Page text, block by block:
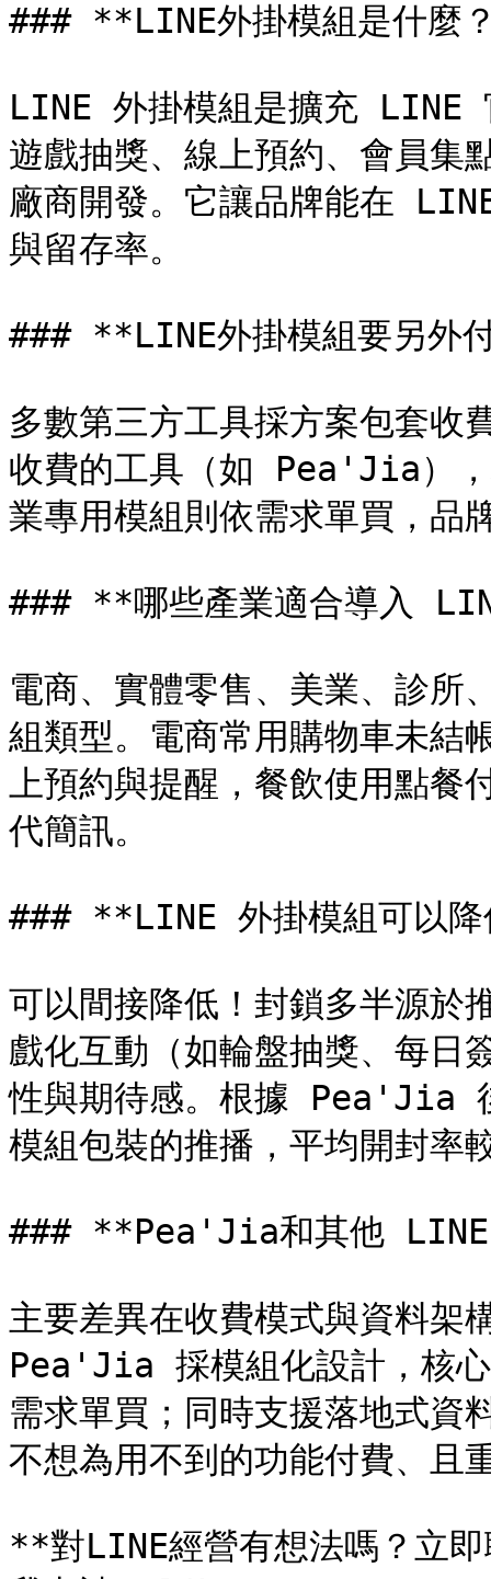
### **LINE外掛模組是什麼
LINE 外掛模組是擴充 LINE
遊戲抽獎、線上預約、會員集
廠商開發。它讓品牌能在
與留存率。
### **LINE外掛模組要另外
多數第三方工具採方案包套收
收費的工具（如 Pea'Jia），
業專用模組則依需求單買，品
### **哪些產業適合導入
電商、實體零售、美業、診所
組類型。電商常用購物車未結
上預約與提醒，餐飲使用點
代簡訊。
### **LINE 外掛模組可以降
可以間接降低！封鎖多半源於
戲化互動（如輪盤抽獎、每日
性與期待感。根據 Pea'Jia
模組包裝的推播，平均開封率
### **Pea'Jia和其他 LINE
主要差異在收費模式與資料架
Pea'Jia 採模組化設計，核心
需求單買；同時支援落地式資
不想為用不到的功能付費、且
**對LINE經營有想法嗎？